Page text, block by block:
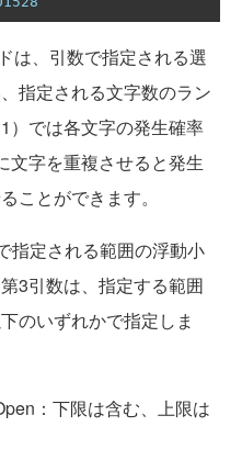
は、引数で指定される選
指定される文字数のラン
）では各文字の発生確率
文字を重複させると発生
ことができます。
指定される範囲の浮動小
3引数は、指定する範囲
のいずれかで指定しま
：下限は含む、上限は